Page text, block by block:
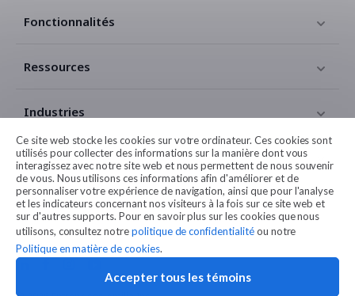
Ce site web stocke les cookies sur votre ordinateur. Ces cookies sont
utilisés pour collecter des informations sur la manière dont vous
interagissez avec notre site web et nous permettent de nous souvenir
de vous. Nous utilisons ces informations afin d'améliorer et de
personnaliser votre expérience de navigation, ainsi que pour l'analyse
et les indicateurs concernant nos visiteurs à la fois sur ce site web et
sur d'autres supports. Pour en savoir plus sur les cookies que nous
utilisons, consultez notrepolitique de confidentialitéou notre
Politique en matière de cookies.
Accepter tous les témoins
Fonctionnalités
Ressources
Industries
Contact
Légales